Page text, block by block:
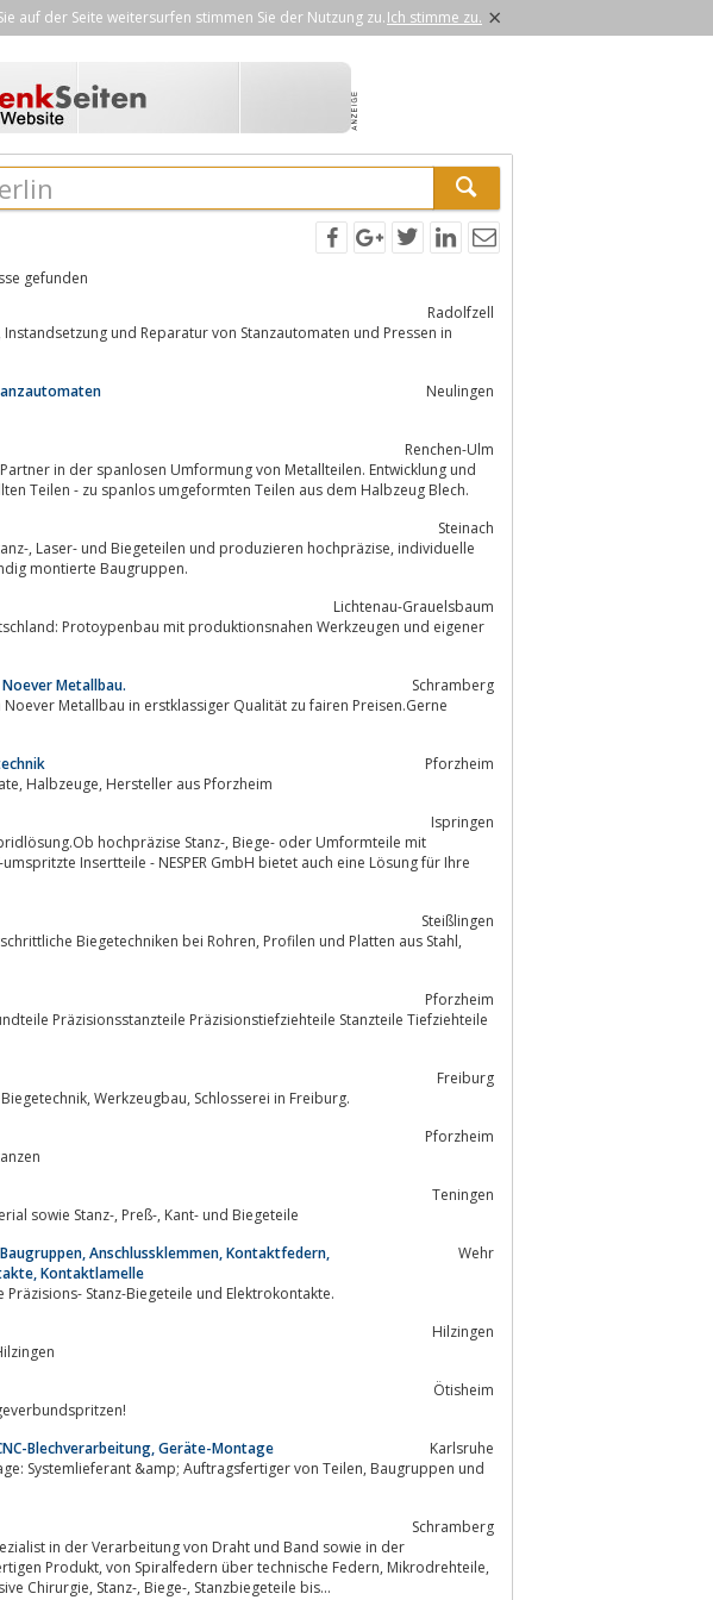
auf der Seite weitersurfen stimmen Sie der Nutzung zu.Ich stimme zu. ×
gefunden
Radolfzell
Neulingen
Renchen-Ulm
in der spanlosen Umformung von Metallteilen. Entwicklung und
Teilen - zu spanlos umgeformten Teilen aus dem Halbzeug Blech.
Steinach
und Verkleidungen, sowie vollständig montierte Baugruppen.
Lichtenau-Grauelsbaum
Protoypenbau mit produktionsnahen Werkzeugen und eigener
Metallbau.
Schramberg
Metallbau in erstklassiger Qualität zu fairen Preisen.Gerne
Pforzheim
BRUCKNER Schmuckfurnituren Bijouterie-Halbfabrikate, Halbzeuge, Hersteller aus Pforzheim
Ispringen
Stanz-, Biege- oder Umformteile mit
Insertteile - NESPER GmbH bietet auch eine Lösung für Ihre
Steißlingen
bei Rohren, Profilen und Platten aus Stahl,
Pforzheim
Präzisionsstanzteile Präzisionstiefziehteile Stanzteile Tiefziehteile
Freiburg
Weber Metallverarbeitung, Gehäusebau, Stanz- und Biegetechnik, Werkzeugbau, Schlosserei in Freiburg.
Pforzheim
Metallverarbeitung, Stanzen
Teningen
Produktion von Rohrbefestigungen, Freileitungsmaterial sowie Stanz-, Preß-, Kant- und Biegeteile
Anschlussklemmen, Kontaktfedern,
Kontaktlamelle
Wehr
Stanz-Biegeteile und Elektrokontakte.
Hilzingen
Ötisheim
Blechverarbeitung, Geräte-Montage
Karlsruhe
Schramberg
in der Verarbeitung von Draht und Band sowie in der
Federn, Mikrodrehteile,
Komponenten und Baugruppen für die minimalinvasive Chirurgie, Stanz-, Biege-, Stanzbiegeteile bis...